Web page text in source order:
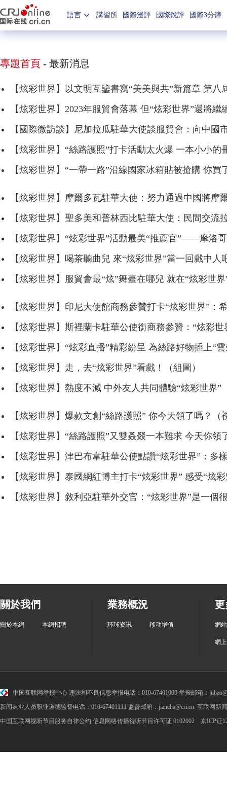
語言 講習所 國際漫評 國際銳評 國際3分鐘
專題首頁 - 最新消息
【炫彩世界】以文明互鑒書寫“美美與共”新篇章 第八
【炫彩世界】2023年服貿會落幕 但“炫彩世界”還將繼
【國際微訪談】尼加拉瓜駐華大使談服貿會：向中
【炫彩世界】“絲路護照”打卡活動太火爆 一本小小的
【炫彩世界】“一帶一路”沿線國家冰箱貼被搶購 你買
【炫彩世界】摩爾多瓦駐華大使：努力通過中國將摩
【炫彩世界】聖多美和普林西比駐華大使：民間交流
【炫彩世界】“炫彩世界”活動最美“推薦官”——摩洛
【炫彩世界】喝茶聽曲兒 來“炫彩世界”當一回戲中人
【炫彩世界】服貿會最“炫”舞臺在哪兒 就在“炫彩世
【炫彩世界】印尼大使館商務參贊打卡“炫彩世界”：
【炫彩世界】斯裡蘭卡駐華公使銜商務參贊：“炫彩
【炫彩世界】“炫彩直播”精彩紛呈 為絲路好物插上“
【炫彩世界】走，去“炫彩世界”看戲！（組圖）
【炫彩世界】熱度不減 中外友人共同體驗“炫彩世界”
【炫彩世界】爆款文創“絲路護照” 你今天領了嗎？（
【炫彩世界】“絲路護照”又雙叒叕一本難求 今天你領
【炫彩世界】津巴布韋駐華公使點讚“炫彩世界”：多
【炫彩世界】泰國網紅博主打卡“炫彩世界” 感受“炫
【炫彩世界】敘利亞駐華外交官：“炫彩世界”是一個
關於我們
關於本網 本網招聘
業務概況
环球资讯 移动增值 網
網
中国互联网举报中心 违法和不良信息举报电话：010-67401009 举报邮箱：
新闻从业人员职业道德监督电话：010-67401111 监督邮箱：jiancha@cri.cn 互联网新
中国互联网视听节目服务自律公约 信息网络传播视听节目许可证 0102002 京ICP